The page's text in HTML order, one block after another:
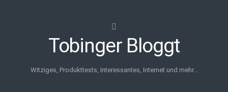
Tobinger Bloggt
Witziges, Produkttests, Interessantes, Internet und mehr...